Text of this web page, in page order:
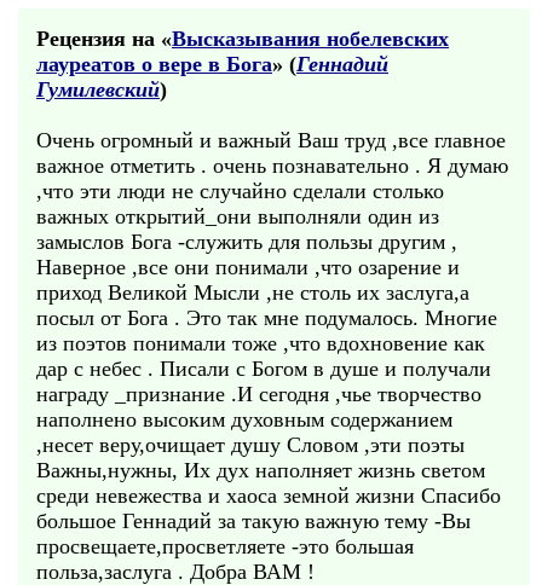
Рецензия на «Высказывания нобелевских
лауреатов о вере в Бога» (Геннадий
Гумилевский)
Очень огромный и важный Ваш труд ,все главное
важное отметить . очень познавательно . Я думаю
,что эти люди не случайно сделали столько
важных открытий_они выполняли один из
замыслов Бога -служить для пользы другим ,
Наверное ,все они понимали ,что озарение и
приход Великой Мысли ,не столь их заслуга,а
посыл от Бога . Это так мне подумалось. Многие
из поэтов понимали тоже ,что вдохновение как
дар с небес . Писали с Богом в душе и получали
награду _признание .И сегодня ,чье творчество
наполнено высоким духовным содержанием
,несет веру,очищает душу Словом ,эти поэты
Важны,нужны, Их дух наполняет жизнь светом
среди невежества и хаоса земной жизни Спасибо
большое Геннадий за такую важную тему -Вы
просвещаете,просветляете -это большая
польза,заслуга . Добра ВАМ !